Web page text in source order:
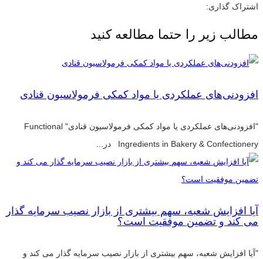
اشتراک گذاری:
مطالب زیر را حتما مطالعه کنید
افزودنی‌های عملکردی یا مواد کمکی فرمولاسیون قنادی
"افزودنی‌های عملکردی یا مواد کمکی فرمولاسیون قنادی" Functional
Ingredients in Bakery & Confectionery در...
آیا افزایش شعبه، سهم بیشتری از بازار نصیب سرمایه گذار
می کند و تضمین موفقیت است؟
"آیا افزایش شعبه، سهم بیشتری از بازار نصیب سرمایه گذار می کند و